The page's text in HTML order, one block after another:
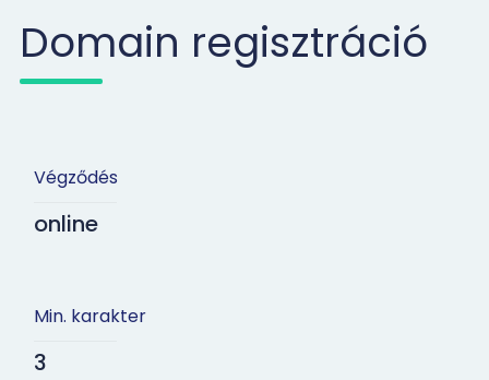
Domain regisztráció
Végződés
online
Min. karakter
3